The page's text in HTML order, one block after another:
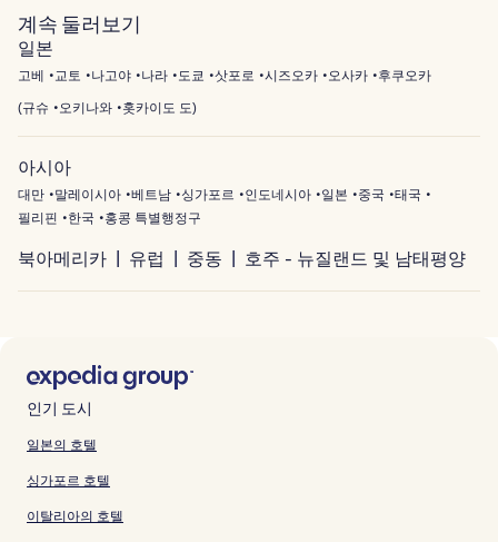
계속 둘러보기
일본
고베 교토 나고야 나라 도쿄 삿포로 시즈오카 오사카
후쿠오카
(규슈 오키나와 홋카이도 도)
아시아
대만 말레이시아 베트남 싱가포르 인도네시아 일본 중국
태국
필리핀
한국 홍콩 특별행정구
북아메리카 유럽 중동 호주 - 뉴질랜드 및 남태평양
인기 도시
일본의 호텔
싱가포르 호텔
이탈리아의 호텔